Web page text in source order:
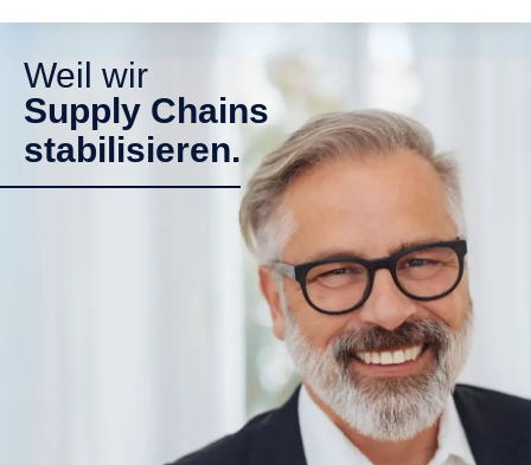
Weil wir
Supply Chains
stabilisieren.